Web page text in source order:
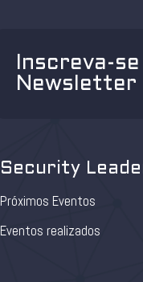
Inscreva-
Newsletter
Security
Próximos Eventos
Eventos realizados